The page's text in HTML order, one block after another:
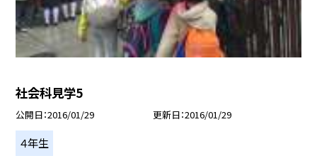
社会科見学5
公開日 2016/01/29 更新日 2016/01/29
４年生